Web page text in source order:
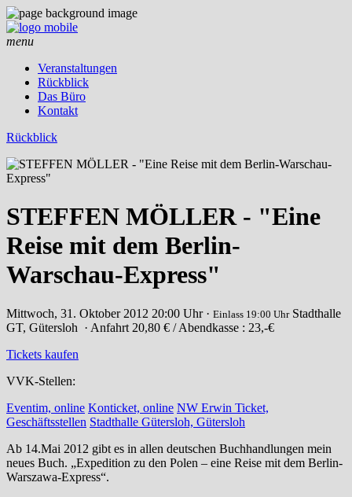
menu
Veranstaltungen
Rückblick
Das Büro
Kontakt
Rückblick
STEFFEN MÖLLER - "Eine
Reise mit dem Berlin-
Warschau-Express"
Mittwoch, 31. Oktober 2012 20:00 Uhr · Einlass 19:00 Uhr Stadthalle
GT, Gütersloh · Anfahrt 20,80 € / Abendkasse : 23,-€
Tickets kaufen
VVK-Stellen:
Eventim, online Konticket, online NW Erwin Ticket,
Geschäftsstellen Stadthalle Gütersloh, Gütersloh
Ab 14.Mai 2012 gibt es in allen deutschen Buchhandlungen mein
neues Buch. „Expedition zu den Polen – eine Reise mit dem Berlin-
Warszawa-Express“.